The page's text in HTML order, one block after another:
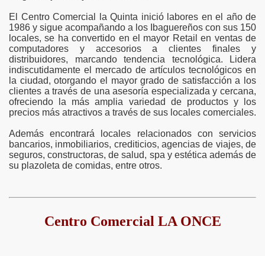
El Centro Comercial la Quinta inició labores en el año de
1986 y sigue acompañando a los Ibaguereños con sus 150
locales, se ha convertido en el mayor Retail en ventas de
computadores y accesorios a clientes finales y
distribuidores, marcando tendencia tecnológica. Lidera
indiscutidamente el mercado de artículos tecnológicos en
la ciudad, otorgando el mayor grado de satisfacción a los
clientes a través de una asesoría especializada y cercana,
ofreciendo la más amplia variedad de productos y los
precios más atractivos a través de sus locales comerciales.
Además encontrará locales relacionados con servicios
bancarios, inmobiliarios, crediticios, agencias de viajes, de
seguros, constructoras, de salud, spa y estética además de
su plazoleta de comidas, entre otros.
Centro Comercial LA ONCE